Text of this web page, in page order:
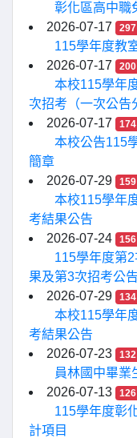
彰化區高中職
2026-07-17
297
115學年度教
2026-07-17
200
本校115學年
次招考（一次公告
2026-07-17
174
本校公告115
簡章
2026-07-29
159
本校115學年
考結果公告
2026-07-24
156
115學年度第
果及第3次招考公告
2026-07-29
134
本校115學年
考結果公告
2026-07-23
132
員林國中畢業
2026-07-13
126
115學年度彰
計項目